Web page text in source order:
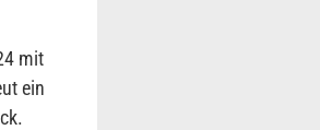
mit
ein